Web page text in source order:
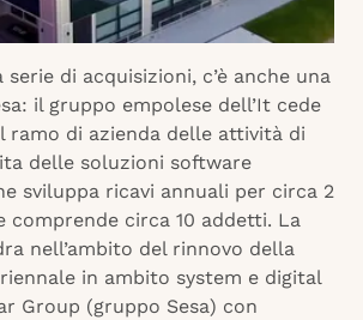
di acquisizioni, c’è anche una
il gruppo empolese dell’It cede
ramo di azienda delle attività di
delle soluzioni software
sviluppa ricavi annuali per circa 2
comprende circa 10 addetti. La
nell’ambito del rinnovo della
in ambito system e digital
Group (gruppo Sesa) con